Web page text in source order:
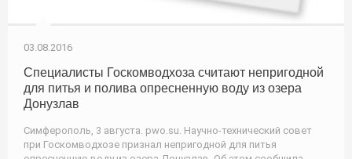
03.08.2016
Специалисты Госкомводхоза считают непригодной
для питья и полива опресненную воду из озера
Донузлав
Симферополь, 3 августа. pwo.su. Научно-технический совет
при Госкомводхозе признал непригодной для питья